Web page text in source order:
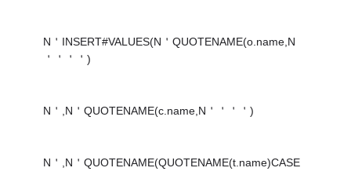
N＇INSERT#VALUES(N＇QUOTENAME(o.name,N
＇＇＇＇)
N＇,N＇QUOTENAME(c.name,N＇＇＇＇)
N＇,N＇QUOTENAME(QUOTENAME(t.name)CASE